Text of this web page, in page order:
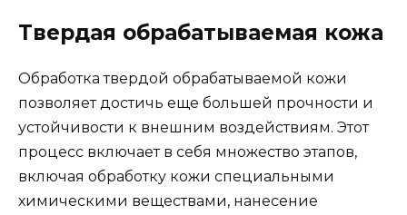
Твердая обрабатываемая кожа
Обработка твердой обрабатываемой кожи
позволяет достичь еще большей прочности и
устойчивости к внешним воздействиям. Этот
процесс включает в себя множество этапов,
включая обработку кожи специальными
химическими веществами, нанесение